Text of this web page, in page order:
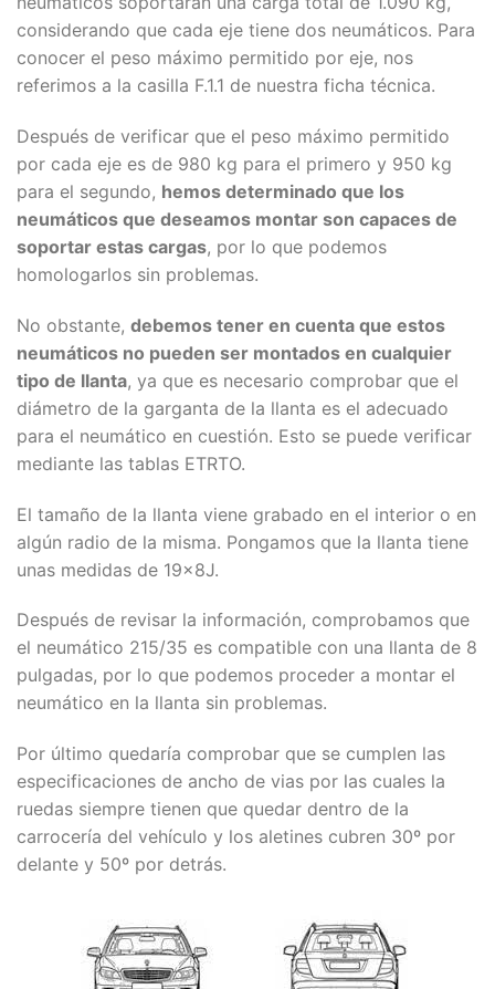
considerando que cada eje tiene dos neumáticos. Para
conocer el peso máximo permitido por eje, nos
referimos a la casilla F.1.1 de nuestra ficha técnica.
Después de verificar que el peso máximo permitido
por cada eje es de 980 kg para el primero y 950 kg
para el segundo, hemos determinado que los
neumáticos que deseamos montar son capaces de
soportar estas cargas, por lo que podemos
homologarlos sin problemas.
No obstante, debemos tener en cuenta que estos
neumáticos no pueden ser montados en cualquier
tipo de llanta, ya que es necesario comprobar que el
diámetro de la garganta de la llanta es el adecuado
para el neumático en cuestión. Esto se puede verificar
mediante las tablas ETRTO.
El tamaño de la llanta viene grabado en el interior o en
algún radio de la misma. Pongamos que la llanta tiene
unas medidas de 19x8J.
Después de revisar la información, comprobamos que
el neumático 215/35 es compatible con una llanta de 8
pulgadas, por lo que podemos proceder a montar el
neumático en la llanta sin problemas.
Por último quedaría comprobar que se cumplen las
especificaciones de ancho de vias por las cuales la
ruedas siempre tienen que quedar dentro de la
carrocería del vehículo y los aletines cubren 30º por
delante y 50º por detrás.